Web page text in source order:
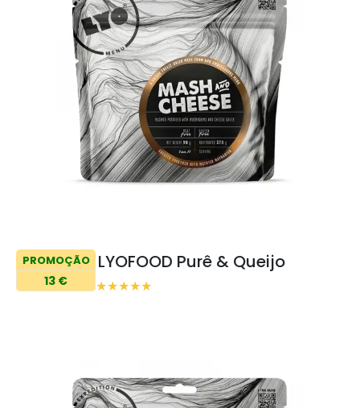
PROMOÇÃO
13 €
LYOFOOD Purê & Queijo